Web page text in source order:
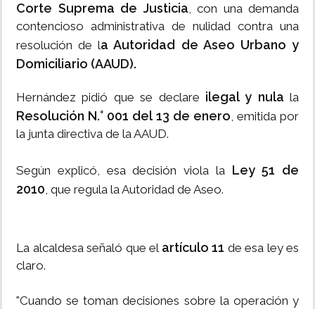
Corte Suprema de Justicia, con una demanda
contencioso administrativa de nulidad contra una
resolución de la Autoridad de Aseo Urbano y
Domiciliario (AAUD).
Hernández pidió que se declare ilegal y nula la
Resolución N.° 001 del 13 de enero, emitida por
la junta directiva de la AAUD.
Según explicó, esa decisión viola la Ley 51 de
2010, que regula la Autoridad de Aseo.
La alcaldesa señaló que el artículo 11 de esa ley es
claro.
"Cuando se toman decisiones sobre la operación y